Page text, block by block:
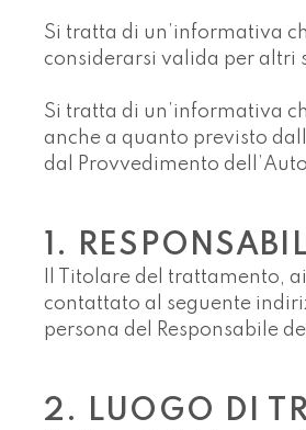
Si tratta di un’informativa
considerarsi valida per altri
Si tratta di un’informativa
anche a quanto previsto
dal Provvedimento
1.
Il Titolare del trattamento,
contattato al seguente
persona del Responsabile
2. LUOGO DI